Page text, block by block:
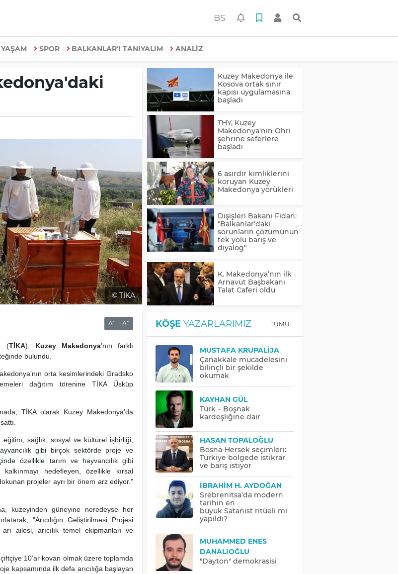
BS
YAŞAM SPOR BALKANLAR'I TANIYALIM ANALİZ
© TİKA
A- A+
(TİKA), Kuzey Makedonya’nın farklı
bulundu.
orta kesimlerindeki Gradsko
dağıtım törenine TİKA Üsküp
TİKA olarak Kuzey Makedonya’da
eğitim, sağlık, sosyal ve kültürel işbirliği,
gibi birçok sektörde proje ve
özellikle tarım ve hayvancılık gibi
hedefleyen, özellikle kırsal
projeler ayrı bir önem arz ediyor."
kuzeyinden güneyine neredeyse her
"Arıcılığın Geliştirilmesi Projesi
ailesi, arıcılık temel ekipmanları ve
10’ar kovan olmak üzere toplamda
kapsamında ilk defa arıcılığa başlayan
Kuzey Makedonya ile
Kosova ortak sınır
kapısı uygulamasına
başladı
THY, Kuzey
Makedonya'nın Ohri
şehrine seferlere
başladı
6 asırdır kimliklerini
koruyan Kuzey
Makedonya yörükleri
Dışişleri Bakanı Fidan:
"Balkanlar'daki
sorunların çözümünün
tek yolu barış ve
diyalog"
K. Makedonya’nın ilk
Arnavut Başbakanı
Talat Caferi oldu
KÖŞE YAZARLARIMIZ TÜMÜ
MUSTAFA KRUPALIJA
Çanakkale mücadelesini
bilinçli bir şekilde
okumak
KAYHAN GÜL
Türk – Boşnak
kardeşliğine dair
HASAN TOPALOĞLU
Bosna-Hersek seçimleri:
Türkiye bölgede istikrar
ve barış istiyor
İBRAHIM H. AYDOĞAN
Srebrenitsa'da modern
tarihin en
büyük Satanist ritüeli mi
yapıldı?
MUHAMMED ENES
DANALIOĞLU
"Dayton" demokrasisi